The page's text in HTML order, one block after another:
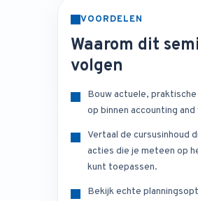
VOORDELEN
Waarom dit
volgen
Bouw actuele, praktische
op binnen accounting and
Vertaal de cursusinhoud
acties die je meteen op
kunt toepassen.
Bekijk echte